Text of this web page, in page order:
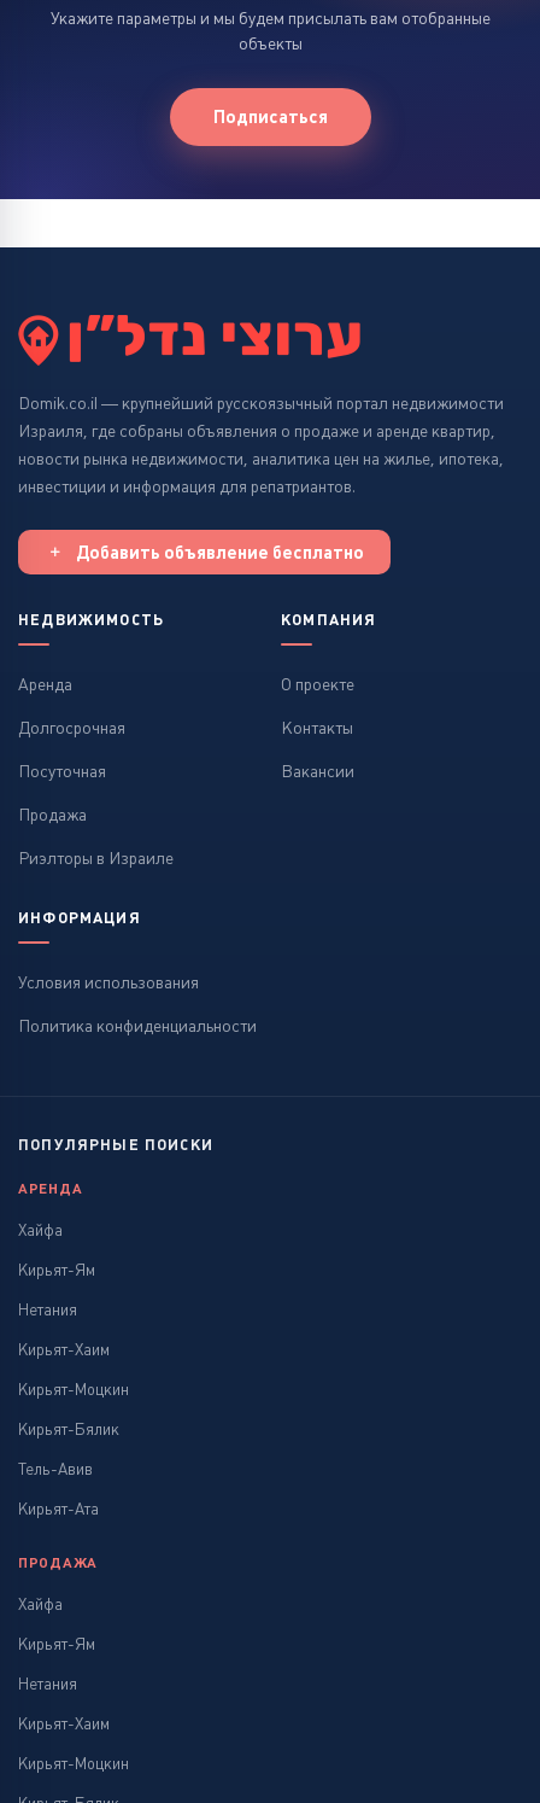
Укажите параметры и мы будем присылать вам отобранные
объекты
Подписаться
Domik.co.il — крупнейший русскоязычный портал недвижимости
Израиля, где собраны объявления о продаже и аренде квартир,
новости рынка недвижимости, аналитика цен на жилье, ипотека,
инвестиции и информация для репатриантов.
Добавить объявление бесплатно
НЕДВИЖИМОСТЬ
Аренда
Долгосрочная
Посуточная
Продажа
Риэлторы в Израиле
КОМПАНИЯ
О проекте
Контакты
Вакансии
ИНФОРМАЦИЯ
Условия использования
Политика конфиденциальности
ПОПУЛЯРНЫЕ ПОИСКИ
АРЕНДА
Хайфа
Кирьят-Ям
Нетания
Кирьят-Хаим
Кирьят-Моцкин
Кирьят-Бялик
Тель-Авив
Кирьят-Ата
ПРОДАЖА
Хайфа
Кирьят-Ям
Нетания
Кирьят-Хаим
Кирьят-Моцкин